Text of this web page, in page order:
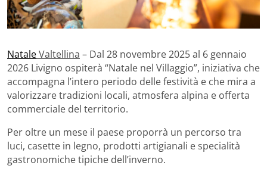
NataleValtellina – Dal 28 novembre 2025 al 6 gennaio
2026 Livigno ospiterà “Natale nel Villaggio”, iniziativa che
accompagna l’intero periodo delle festività e che mira a
valorizzare tradizioni locali, atmosfera alpina e offerta
commerciale del territorio.
Per oltre un mese il paese proporrà un percorso tra
luci, casette in legno, prodotti artigianali e specialità
gastronomiche tipiche dell’inverno.